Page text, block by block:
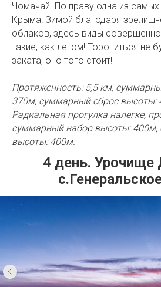
Чомачай. По праву одна из
Крыма! Зимой благодаря
облаков, здесь виды
такие, как летом! Торопиться не
заката, оно того стоит!
Протяженность: 5,5 км,
370м, суммарный сброс высоты:
Радиальная прогулка налегке,
суммарный набор высоты: 400м,
высоты: 400м.
4 день. Урочище